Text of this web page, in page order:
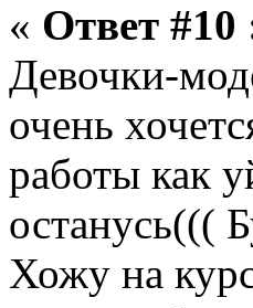
« Ответ #10
Девочки-
очень
работы как
останусь(((
Хожу на